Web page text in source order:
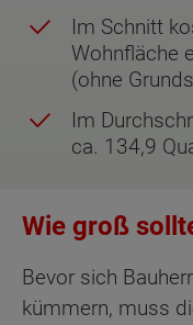
Im Schnitt
Wohnfläche
(ohne
Im
ca. 134,9
Wie groß
Bevor sich
kümmern, muss